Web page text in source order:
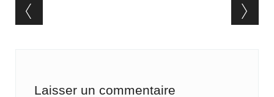
Post navigation
Laisser un commentaire